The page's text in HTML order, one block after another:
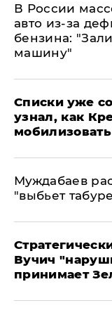
В России
авто из-за
бензина:
машину"
Списки уже
узнал, как
Муждабаев
"выбьет
Вучич
принимает